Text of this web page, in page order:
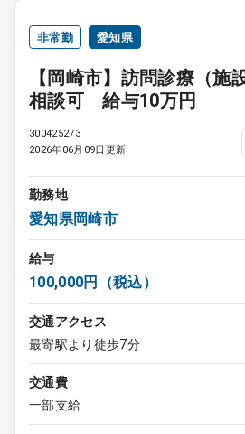
非常勤 愛知県
【岡崎市】訪問診療（
相談可 給与10万円
300425273
2026年06月09日更新
勤務地
愛知県岡崎市
給与
100,000円（税込）
交通アクセス
最寄駅より徒歩7分
交通費
一部支給